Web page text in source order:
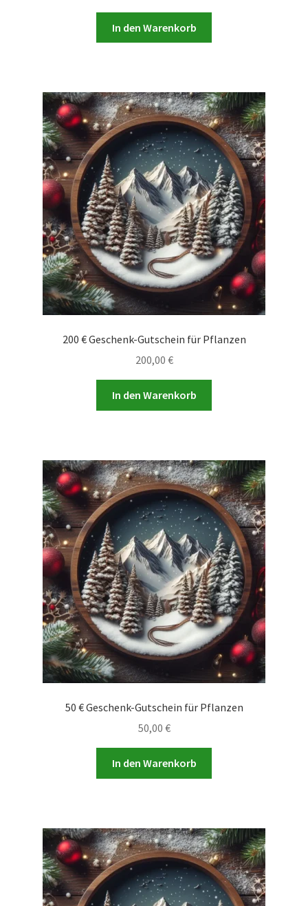
In den Warenkorb
200 € Geschenk-Gutschein für Pflanzen
200,00 €
In den Warenkorb
50 € Geschenk-Gutschein für Pflanzen
50,00 €
In den Warenkorb